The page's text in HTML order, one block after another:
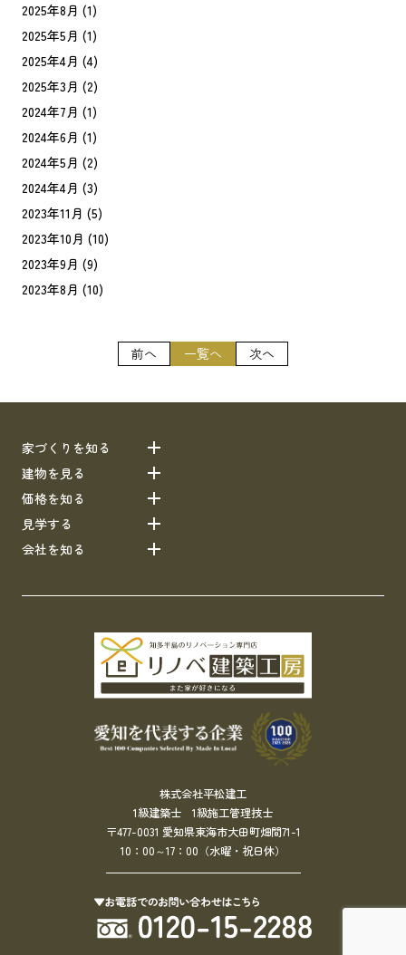
2025年8月 (1)
2025年5月 (1)
2025年4月 (4)
2025年3月 (2)
2024年7月 (1)
2024年6月 (1)
2024年5月 (2)
2024年4月 (3)
2023年11月 (5)
2023年10月 (10)
2023年9月 (9)
2023年8月 (10)
前へ 一覧へ 次へ
家づくりを知る
建物を見る
価格を知る
見学する
会社を知る
株式会社平松建工
1級建築士 1級施工管理技士
〒477-0031 愛知県東海市大田町畑間71-1
10：00～17：00（水曜・祝日休）